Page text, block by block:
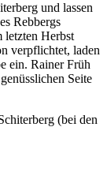
und lassen
Rebbergs
letzten Herbst
verpflichtet, laden
ein. Rainer Früh
Seite
(bei den